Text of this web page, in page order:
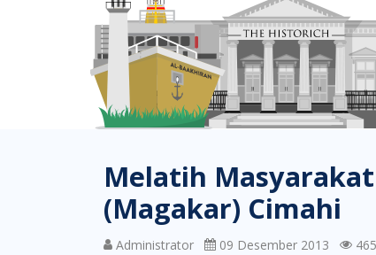
Melatih
(Magakar) Cimahi
Administrator 09 Desember 2013